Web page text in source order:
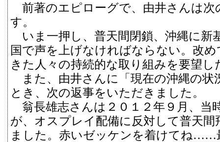
前著のエピローグで、由井さんは次
す。
いま一押し、普天間閉鎖、沖縄に新
国で声を上げなければならない。改
きた人々の持続的な取り組みを要望し
また、由井さんに「現在の沖縄の状
とき、次の返事をいただきました。
翁長雄志さんは２０１２年９月、当
が、オスプレイ配備に反対して普天間
ました。赤いゼッケンを着けてね……